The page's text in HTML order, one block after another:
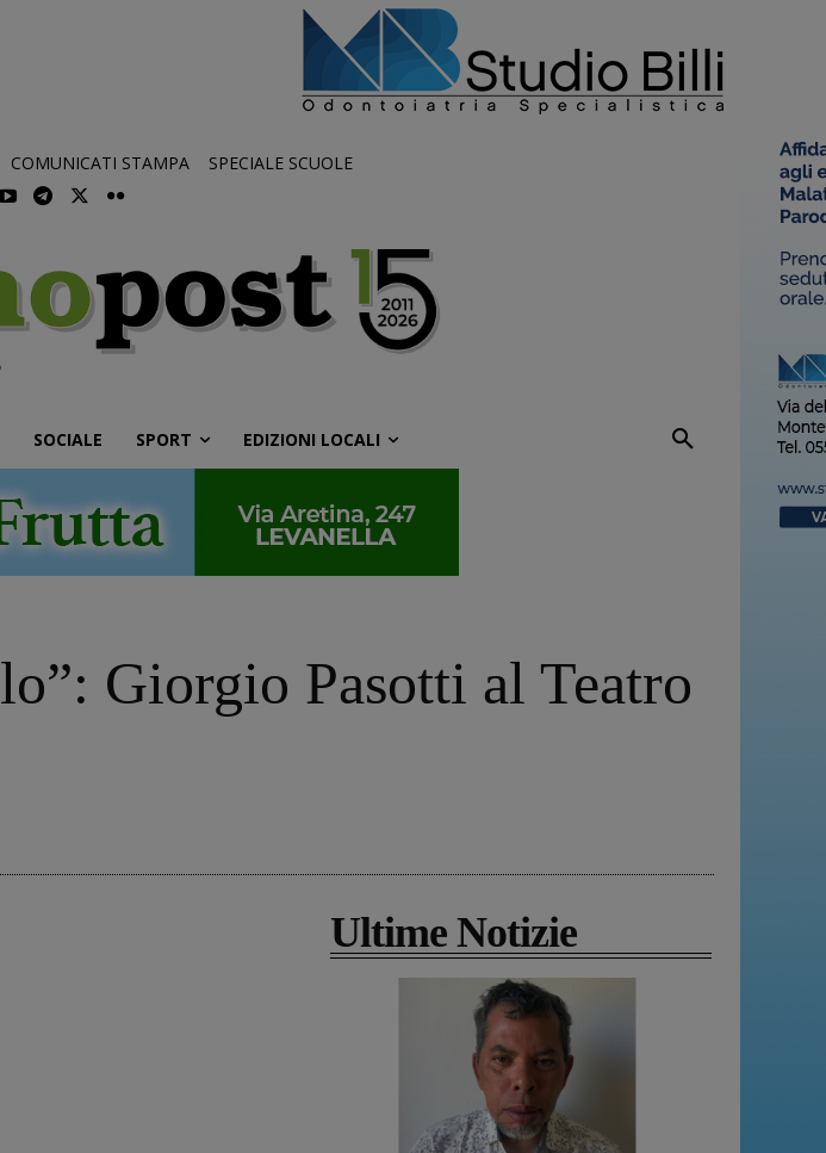
COMUNICATI STAMPA SPECIALE SCUOLE
SOCIALE SPORT EDIZIONI LOCALI
Giorgio Pasotti al Teatro
Ultime Notizie